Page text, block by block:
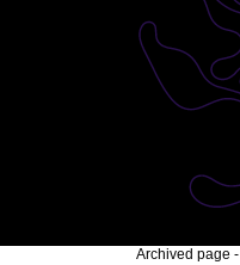
Archived page -